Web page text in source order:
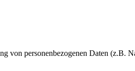
von personenbezogenen Daten (z.B.